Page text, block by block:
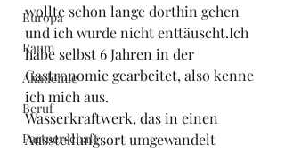
Europa
Raum
Akademie
Beruf
Partnerschaft
wollte schon lange dorthin gehen
und ich wurde nicht enttäuscht.Ich
habe selbst 6 Jahren in der
Gastronomie gearbeitet, also kenne
ich mich aus.
Wasserkraftwerk, das in einen
Ausstellungsort umgewandelt